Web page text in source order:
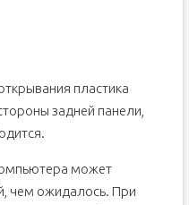
пластика
задней панели,
может
чем ожидалось. При